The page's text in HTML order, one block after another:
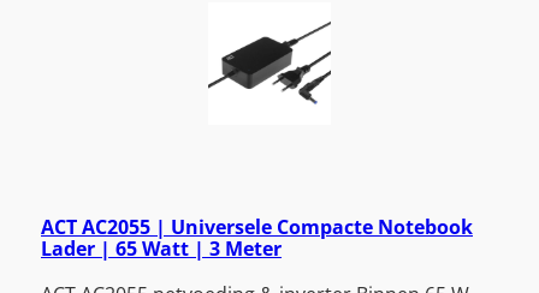
ACT AC2055 | Universele Compacte Notebook
Lader | 65 Watt | 3 Meter